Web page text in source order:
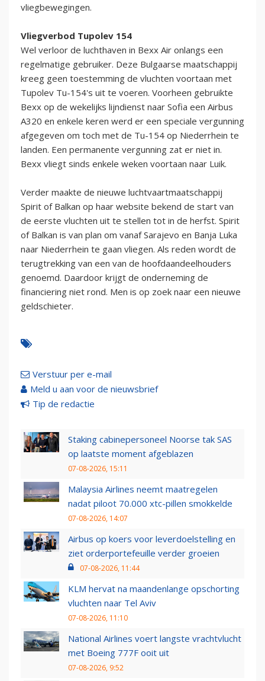
vliegbewegingen.
Vliegverbod Tupolev 154
Wel verloor de luchthaven in Bexx Air onlangs een
regelmatige gebruiker. Deze Bulgaarse maatschappij
kreeg geen toestemming de vluchten voortaan met
Tupolev Tu-154's uit te voeren. Voorheen gebruikte
Bexx op de wekelijks lijndienst naar Sofia een Airbus
A320 en enkele keren werd er een speciale vergunning
afgegeven om toch met de Tu-154 op Niederrhein te
landen. Een permanente vergunning zat er niet in.
Bexx vliegt sinds enkele weken voortaan naar Luik.
Verder maakte de nieuwe luchtvaartmaatschappij
Spirit of Balkan op haar website bekend de start van
de eerste vluchten uit te stellen tot in de herfst. Spirit
of Balkan is van plan om vanaf Sarajevo en Banja Luka
naar Niederrhein te gaan vliegen. Als reden wordt de
terugtrekking van een van de hoofdaandeelhouders
genoemd. Daardoor krijgt de onderneming de
financiering niet rond. Men is op zoek naar een nieuwe
geldschieter.
Verstuur per e-mail
Meld u aan voor de nieuwsbrief
Tip de redactie
Staking cabinepersoneel Noorse tak SAS
op laatste moment afgeblazen
07-08-2026, 15:11
Malaysia Airlines neemt maatregelen
nadat piloot 70.000 xtc-pillen smokkelde
07-08-2026, 14:07
Airbus op koers voor leverdoelstelling en
ziet orderportefeuille verder groeien
07-08-2026, 11:44
KLM hervat na maandenlange opschorting
vluchten naar Tel Aviv
07-08-2026, 11:10
National Airlines voert langste vrachtvlucht
met Boeing 777F ooit uit
07-08-2026, 9:52